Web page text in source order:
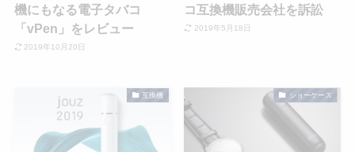
機にもなる電子タバコ
「vPen」をレビュー
2019年10月20日
コ互換機販売会社を訴訟
2019年5月18日
互換機 ショーケース